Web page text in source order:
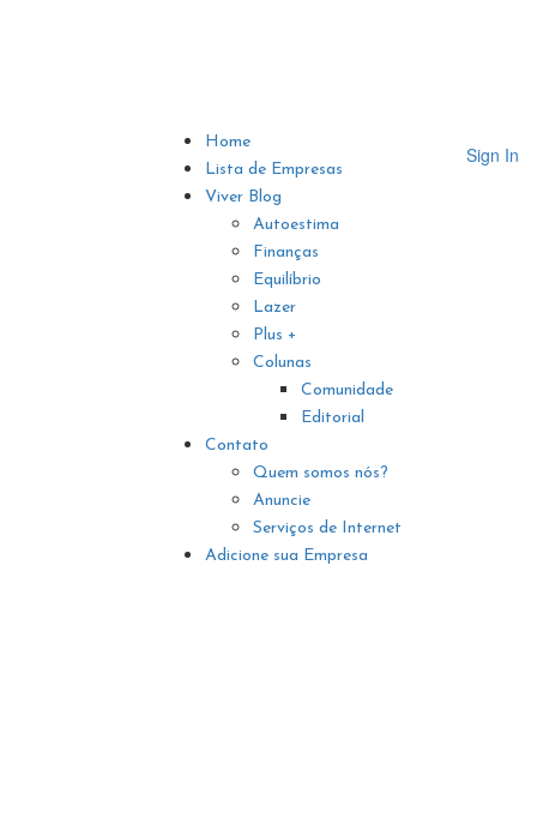
Sign In
Home
Lista de Empresas
Viver Blog
Autoestima
Finanças
Equilíbrio
Lazer
Plus +
Colunas
Comunidade
Editorial
Contato
Quem somos nós?
Anuncie
Serviços de Internet
Adicione sua Empresa